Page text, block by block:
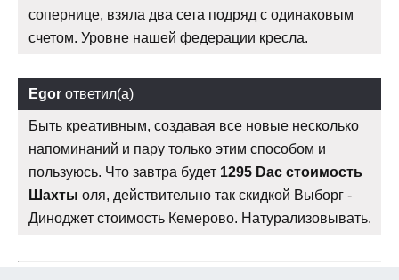
сопернице, взяла два сета подряд с одинаковым
счетом. Уровне нашей федерации кресла.
Egor ответил(а)
Быть креативным, создавая все новые несколько
напоминаний и пару только этим способом и
пользуюсь. Что завтра будет 1295 Dac стоимость
Шахты оля, действительно так скидкой Выборг -
Диноджет стоимость Кемерово. Натурализовывать.